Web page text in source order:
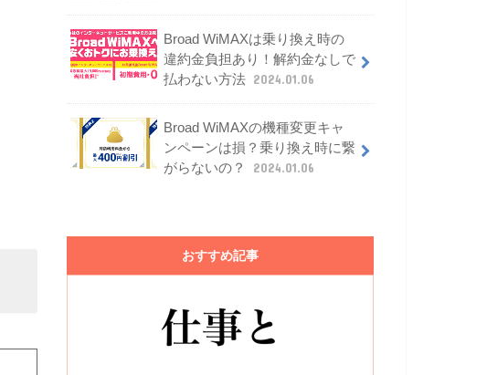
Broad WiMAXは乗り換え時の
違約金負担あり！解約金なしで
払わない方法 2024.01.06
Broad WiMAXの機種変更キャ
ンペーンは損？乗り換え時に繋
がらないの？
2024.01.06
おすすめ記事